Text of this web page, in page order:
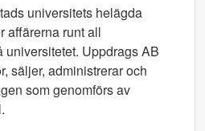
universitets helägda
affärerna runt all
Uppdrags AB
säljer, administrerar och
som genomförs av